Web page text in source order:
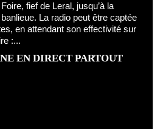
Foire, fief de Leral, jusqu’à la
banlieue. La radio peut être captée
en attendant son effectivité sur
:...
EN DIRECT PARTOUT